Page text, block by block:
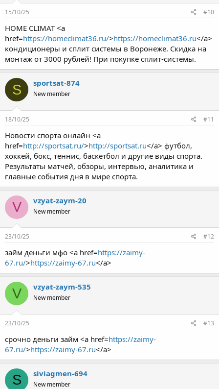
15/10/25 #10
HOME CLIMAT <a
href=https://homeclimat36.ru/>https://homeclimat36.ru</a>
кондиционеры и сплит системы в Воронеже. Скидка на
монтаж от 3000 рублей! При покупке сплит-системы.
S sportsat-874
New member
18/10/25 #11
Новости спорта онлайн <a
href=http://sportsat.ru/>http://sportsat.ru</a> футбол,
хоккей, бокс, теннис, баскетбол и другие виды спорта.
Результаты матчей, обзоры, интервью, аналитика и
главные события дня в мире спорта.
V vzyat-zaym-20
New member
23/10/25 #12
займ деньги мфо <a href=https://zaimy-
67.ru/>https://zaimy-67.ru</a>
V vzyat-zaym-535
New member
23/10/25 #13
срочно деньги займ <a href=https://zaimy-
67.ru/>https://zaimy-67.ru</a>
S siviagmen-694
New member